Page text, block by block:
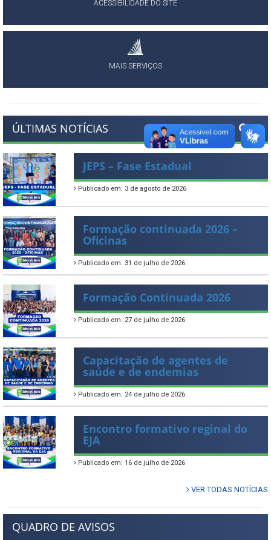
ACESSIBILIDADE DO SITE
MAIS SERVIÇOS
ÚLTIMAS NOTÍCIAS
JEPS – Fase Estadual
Publicado em: 3 de agosto de 2026
Formação continuada 2026 –
Oficinas
Publicado em: 31 de julho de 2026
Formação Continuada 2026
Publicado em: 27 de julho de 2026
Capacitação de agentes de
saúde e de endemias
Publicado em: 24 de julho de 2026
Encontro formativo reginal do
EJA
Publicado em: 16 de julho de 2026
VER TODAS NOTÍCIAS
QUADRO DE AVISOS